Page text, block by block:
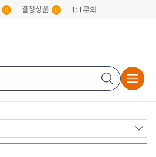
0 결정상품 0 1:1문의